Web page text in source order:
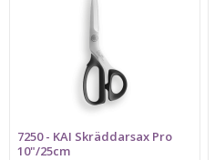
7250 - KAI Skräddarsax Pro
10"/25cm